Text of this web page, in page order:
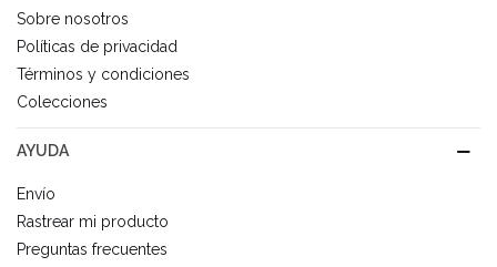
Sobre nosotros
Políticas de privacidad
Términos y condiciones
Colecciones
AYUDA
Envío
Rastrear mi producto
Preguntas frecuentes